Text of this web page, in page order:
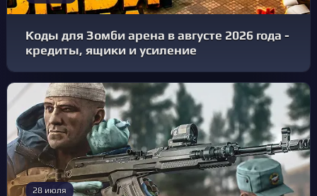
Коды для Зомби арена в августе 2026 года -
кредиты, ящики и усиление
28 июля